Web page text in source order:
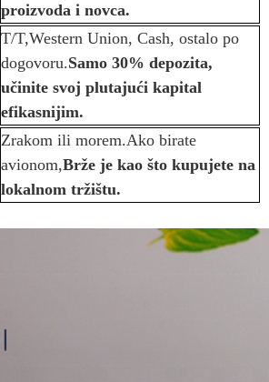
proizvoda i novca.
T/T,Western Union, Cash, ostalo po
dogovoru.Samo 30% depozita,
učinite svoj plutajući kapital
efikasnijim.
Zrakom ili morem.Ako birate
avionom,Brže je kao što kupujete na
lokalnom tržištu.